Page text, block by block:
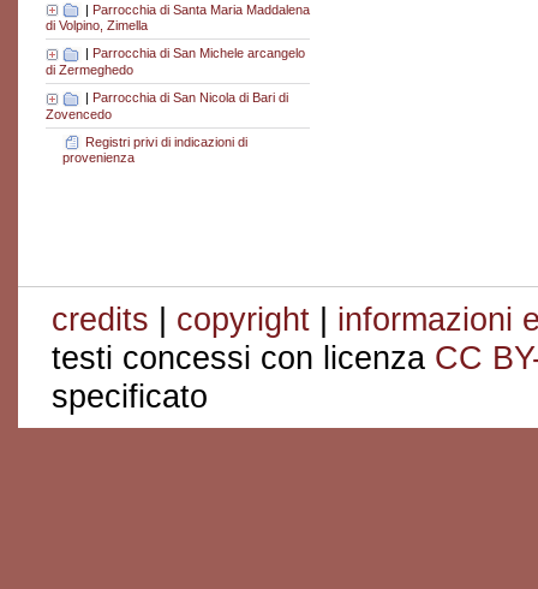
| Parrocchia di Santa Maria Maddalena
di Volpino, Zimella
Parrocchia di San Michele arcangelo
di Zermeghedo
| Parrocchia di San Nicola di Bari di
Zovencedo
Registri privi di indicazioni di
provenienza
credits | copyright | informazioni
testi concessi con licenza CC
specificato